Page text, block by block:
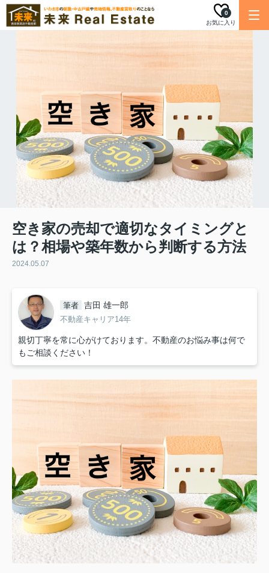
お気に入り
0
空き家の売却で適切なタイミングと
は？相場や築年数から判断する方法
2024.05.07
筆者 吉田 雄一郎
不動産キャリア14年
親切丁寧を常に心がけております。不動産のお悩み事は何で
もご相談ください！